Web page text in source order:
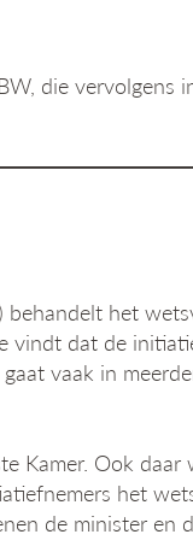
die vervolgens
behandelt het
vindt dat de
vaak in
Kamer. Ook
het
de minister en